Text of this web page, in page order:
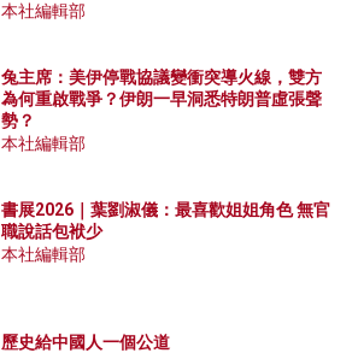
本社編輯部
兔主席：美伊停戰協議變衝突導火線，雙方
為何重啟戰爭？伊朗一早洞悉特朗普虛張聲
勢？
本社編輯部
書展2026｜葉劉淑儀：最喜歡姐姐角色 無官
職說話包袱少
本社編輯部
歷史給中國人一個公道